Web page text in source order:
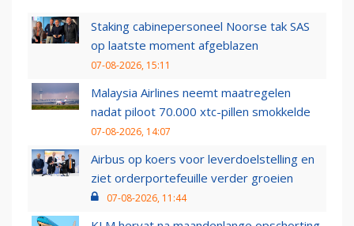
Staking cabinepersoneel Noorse tak SAS
op laatste moment afgeblazen
07-08-2026, 15:11
Malaysia Airlines neemt maatregelen
nadat piloot 70.000 xtc-pillen smokkelde
07-08-2026, 14:07
Airbus op koers voor leverdoelstelling en
ziet orderportefeuille verder groeien
07-08-2026, 11:44